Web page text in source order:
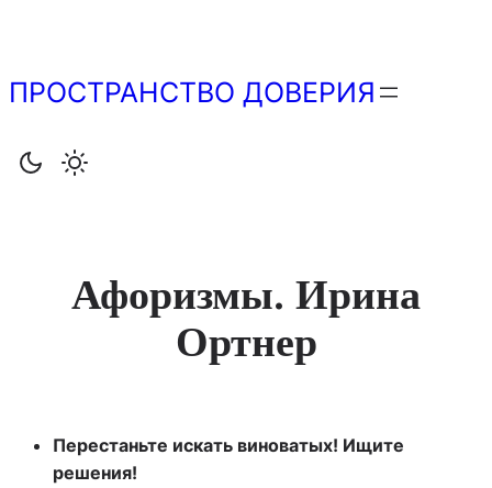
содержимому
ПРОСТРАНСТВО ДОВЕРИЯ
Афоризмы. Ирина
Ортнер
Перестаньте искать виноватых! Ищите
решения!